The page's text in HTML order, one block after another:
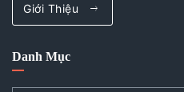
Giới Thiệu
Danh Mục